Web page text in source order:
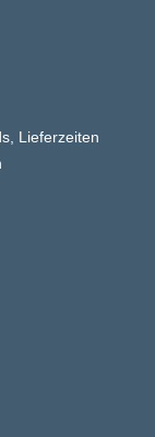
Lieferzeiten